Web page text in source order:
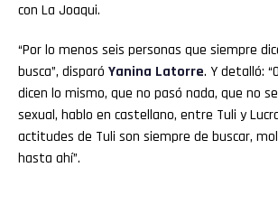
con La Joaqui.
“Por lo menos seis personas que siempre
busca”, disparó Yanina Latorre. Y detalló:
dicen lo mismo, que no pasó nada, que no
sexual, hablo en castellano, entre Tuli y
actitudes de Tuli son siempre de buscar,
hasta ahí”.